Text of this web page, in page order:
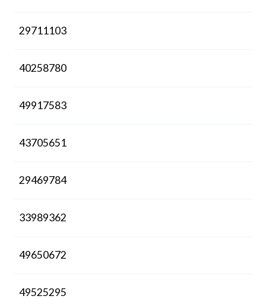
29711103
40258780
49917583
43705651
29469784
33989362
49650672
49525295